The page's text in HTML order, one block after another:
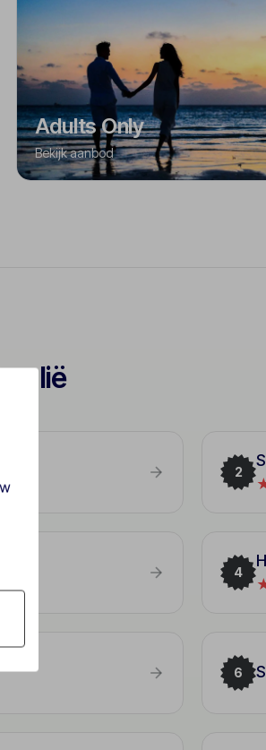
Adults Only
Bekijk aanbod
2
4
6